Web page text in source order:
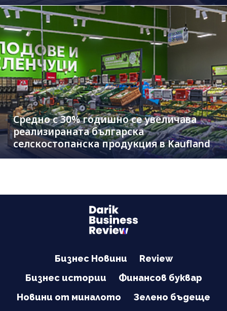
Средно с 30% годишно се увеличава
реализираната българска
селскостопанска продукция в Kaufland
Бизнес Новини
Review
Бизнес истории
Финансов буквар
Новини от миналото
Зелено бъдеще